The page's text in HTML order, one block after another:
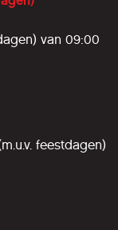
van 09:00
feestdagen)